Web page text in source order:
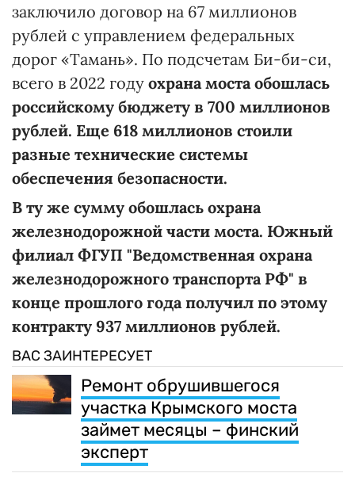
заключило договор на 67 миллионов
рублей с управлением федеральных
дорог «Тамань». По подсчетам Би-би-си,
всего в 2022 году охрана моста обошлась
российскому бюджету в 700 миллионов
рублей. Еще 618 миллионов стоили
разные технические системы
обеспечения безопасности.
В ту же сумму обошлась охрана
железнодорожной части моста. Южный
филиал ФГУП "Ведомственная охрана
железнодорожного транспорта РФ" в
конце прошлого года получил по этому
контракту 937 миллионов рублей.
ВАС ЗАИНТЕРЕСУЕТ
Ремонт обрушившегося
участка Крымского моста
займет месяцы – финский
эксперт